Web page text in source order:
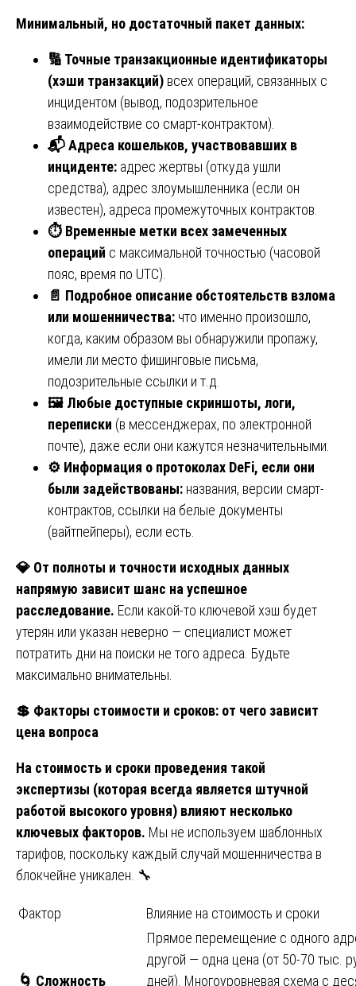
Минимальный, но достаточный пакет данных:
🔢 Точные транзакционные идентификаторы
(хэши транзакций) всех операций, связанных с
инцидентом (вывод, подозрительное
взаимодействие со смарт-контрактом).
📬Адреса кошельков, участвовавших в
инциденте: адрес жертвы (откуда ушли
средства), адрес злоумышленника (если он
известен), адреса промежуточных контрактов.
⏱️ Временные метки всех замеченных
операций с максимальной точностью (часовой
пояс, время по UTC).
📄 Подробное описание обстоятельств взлома
или мошенничества: что именно произошло,
когда, каким образом вы обнаружили пропажу,
имели ли место фишинговые письма,
подозрительные ссылки и т.д.
🖼 ️ Любые доступные скриншоты, логи,
переписки (в мессенджерах, по электронной
почте), даже если они кажутся незначительными.
⚙️ Информация о протоколах DeFi, если они
были задействованы: названия, версии смарт-
контрактов, ссылки на белые документы
(вайтпейперы), если есть.
💎 От полноты и точности исходных данных
напрямую зависит шанс на успешное
расследование. Если какой-то ключевой хэш будет
утерян или указан неверно — специалист может
потратить дни на поиски не того адреса. Будьте
максимально внимательны.
💲 Факторы стоимости и сроков: от чего зависит
цена вопроса
На стоимость и сроки проведения такой
экспертизы (которая всегда является штучной
работой высокого уровня) влияют несколько
ключевых факторов. Мы не используем шаблонных
тарифов, поскольку каждый случай мошенничества в
блокчейне уникален. 🔧
Фактор Влияние на стоимость и сроки
🌀 Сложность
Прямое перемещение с одного
другой — одна цена (от 50-70 тыс.
дней). Многоуровневая схема с